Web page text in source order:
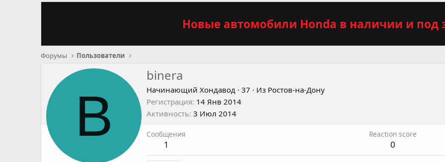
Новые автомобили Honda в наличии и под
Форумы Пользователи
B
binera
Начинающий Хондавод · 37 · Из Ростов-на-Дону
Регистрация 14 Янв 2014
Активность 3 Июл 2014
Сообщения
1
Reaction score
0